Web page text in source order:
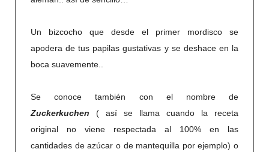
Un bizcocho que desde el primer mordisco se
apodera de tus papilas gustativas y se deshace en la
boca suavemente..
Se conoce también con el nombre de
Zuckerkuchen ( así se llama cuando la receta
original no viene respectada al 100% en las
cantidades de azúcar o de mantequilla por ejemplo) o